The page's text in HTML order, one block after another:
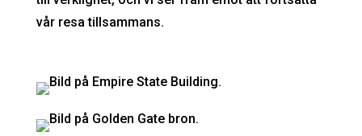
vår resa tillsammans.